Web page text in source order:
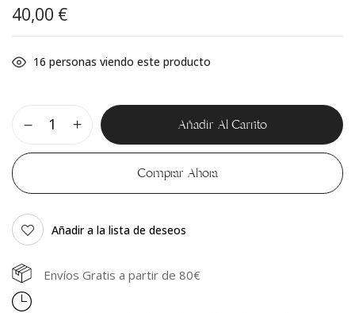
40,00 €
16 personas viendo este producto
Añadir Al Carrito
Comprar Ahora
Añadir a la lista de deseos
Envíos Gratis a partir de 80€